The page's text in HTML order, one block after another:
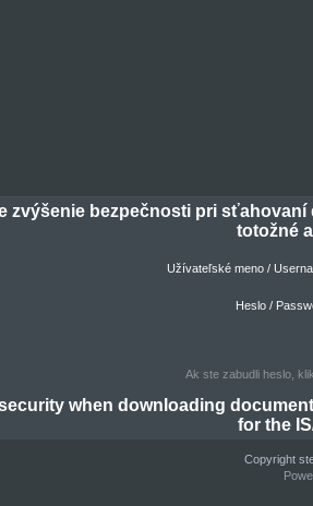
Užívateľské meno /
Heslo /
Ak ste zabudli heslo,
Copyright